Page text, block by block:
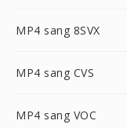
MP4 sang 8SVX
MP4 sang CVS
MP4 sang VOC